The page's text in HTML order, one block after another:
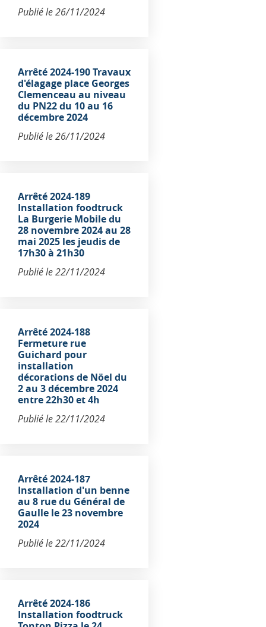
Publié le26/11/2024
Arrêté 2024-190 Travaux
d'élagage place Georges
Clemenceau au niveau
du PN22 du 10 au 16
décembre 2024
Publié le26/11/2024
Arrêté 2024-189
Installation foodtruck
La Burgerie Mobile du
28 novembre 2024 au 28
mai 2025 les jeudis de
17h30 à 21h30
Publié le22/11/2024
Arrêté 2024-188
Fermeture rue
Guichard pour
installation
décorations de Nöel du
2 au 3 décembre 2024
entre 22h30 et 4h
Publié le22/11/2024
Arrêté 2024-187
Installation d'un benne
au 8 rue du Général de
Gaulle le 23 novembre
2024
Publié le22/11/2024
Arrêté 2024-186
Installation foodtruck